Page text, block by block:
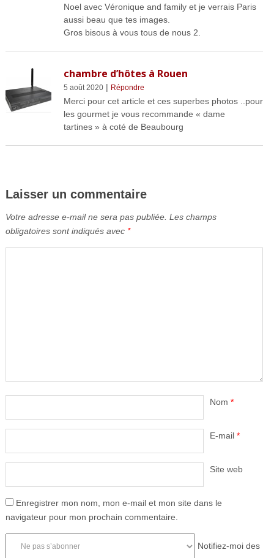
Noel avec Véronique and family et je verrais Paris
aussi beau que tes images.
Gros bisous à vous tous de nous 2.
chambre d’hôtes à Rouen
5 août 2020| Répondre
Merci pour cet article et ces superbes photos ..pour
les gourmet je vous recommande « dame
tartines » à coté de Beaubourg
Laisser un commentaire
Votre adresse e-mail ne sera pas publiée. Les champs
obligatoires sont indiqués avec *
Nom *
E-mail *
Site web
Enregistrer mon nom, mon e-mail et mon site dans le
navigateur pour mon prochain commentaire.
Notifiez-moi des